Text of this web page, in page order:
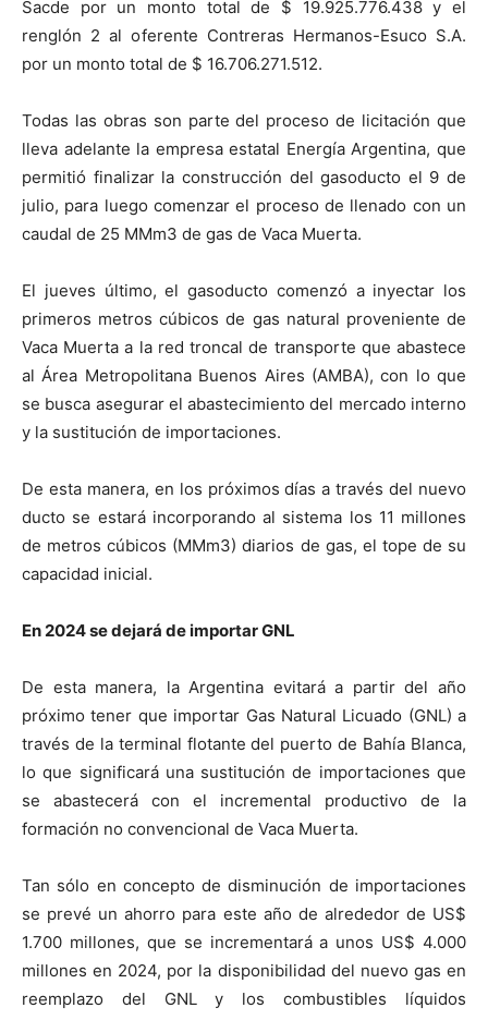
Sacde por un monto total de $ 19.925.776.438 y el
renglón 2 al oferente Contreras Hermanos-Esuco S.A.
por un monto total de $ 16.706.271.512.
Todas las obras son parte del proceso de licitación que
lleva adelante la empresa estatal Energía Argentina, que
permitió finalizar la construcción del gasoducto el 9 de
julio, para luego comenzar el proceso de llenado con un
caudal de 25 MMm3 de gas de Vaca Muerta.
El jueves último, el gasoducto comenzó a inyectar los
primeros metros cúbicos de gas natural proveniente de
Vaca Muerta a la red troncal de transporte que abastece
al Área Metropolitana Buenos Aires (AMBA), con lo que
se busca asegurar el abastecimiento del mercado interno
y la sustitución de importaciones.
De esta manera, en los próximos días a través del nuevo
ducto se estará incorporando al sistema los 11 millones
de metros cúbicos (MMm3) diarios de gas, el tope de su
capacidad inicial.
En 2024 se dejará de importar GNL
De esta manera, la Argentina evitará a partir del año
próximo tener que importar Gas Natural Licuado (GNL) a
través de la terminal flotante del puerto de Bahía Blanca,
lo que significará una sustitución de importaciones que
se abastecerá con el incremental productivo de la
formación no convencional de Vaca Muerta.
Tan sólo en concepto de disminución de importaciones
se prevé un ahorro para este año de alrededor de US$
1.700 millones, que se incrementará a unos US$ 4.000
millones en 2024, por la disponibilidad del nuevo gas en
reemplazo del GNL y los combustibles líquidos